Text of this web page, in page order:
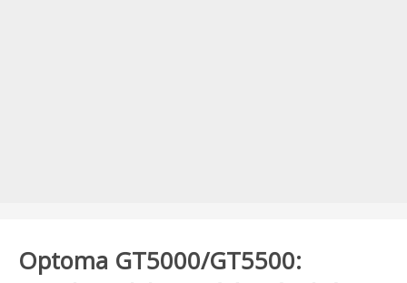
Optoma GT5000/GT5500: